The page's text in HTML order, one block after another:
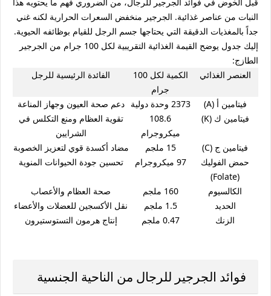
النبات من عناصر غذائية. الجرجير منخفض السعرات الحرارية لكنه غني
جداً بالمغذيات الدقيقة التي يحتاجها جسم الرجل للقيام بوظائفه الحيوية.
إليك جدول يوضح القيمة الغذائية التقريبية لكل 100 جرام من الجرجير
الطازج:
العنصر الغذائي
الكمية لكل 100
جرام
الفائدة الرئيسية للرجل
فيتامين أ (A) 2373 وحدة دولية
دعم صحة العيون وجهاز المناعة
فيتامين ك (K)
108.6
ميكروجرام
تقوية العظام ومنع التكلس في
الشرايين
فيتامين ج (C)
15 ملجم
مضاد أكسدة قوي لتعزيز الخصوبة
حمض الفوليك
(Folate)
97 ميكروجرام تحسين جودة الحيوانات المنوية
الكالسيوم 160 ملجم
صحة العظام والأعصاب
الحديد
1.5 ملجم
نقل الأكسجين للعضلات والأعضاء
الزنك
0.47 ملجم إنتاج هرمون التستوستيرون
فوائد الجرجير للرجال من الناحية الجنسية